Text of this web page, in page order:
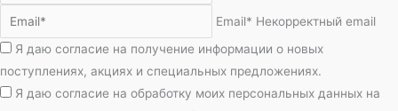
Email* Некорректный email
Я даю согласие на получение информации о новых
поступлениях, акциях и специальных предложениях.
Я даю согласие на обработку моих персональных данных на